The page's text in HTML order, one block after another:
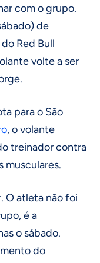
com o grupo.
de
Red Bull
volte a ser
para o São
, o volante
treinador contra
musculares.
O atleta não foi
é a
o sábado.
do